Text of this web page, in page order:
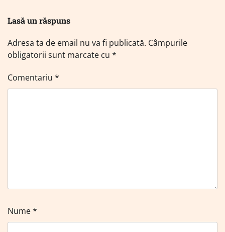
Lasă un răspuns
Adresa ta de email nu va fi publicată. Câmpurile
obligatorii sunt marcate cu *
Comentariu *
Nume*